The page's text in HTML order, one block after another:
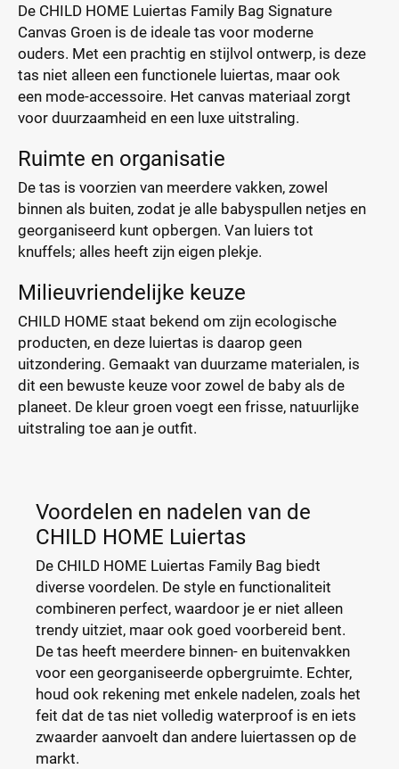
De CHILD HOME Luiertas Family Bag Signature
Canvas Groen is de ideale tas voor moderne
ouders. Met een prachtig en stijlvol ontwerp, is deze
tas niet alleen een functionele luiertas, maar ook
een mode-accessoire. Het canvas materiaal zorgt
voor duurzaamheid en een luxe uitstraling.
Ruimte en organisatie
De tas is voorzien van meerdere vakken, zowel
binnen als buiten, zodat je alle babyspullen netjes en
georganiseerd kunt opbergen. Van luiers tot
knuffels; alles heeft zijn eigen plekje.
Milieuvriendelijke keuze
CHILD HOME staat bekend om zijn ecologische
producten, en deze luiertas is daarop geen
uitzondering. Gemaakt van duurzame materialen, is
dit een bewuste keuze voor zowel de baby als de
planeet. De kleur groen voegt een frisse, natuurlijke
uitstraling toe aan je outfit.
Voordelen en nadelen van de
CHILD HOME Luiertas
De CHILD HOME Luiertas Family Bag biedt
diverse voordelen. De style en functionaliteit
combineren perfect, waardoor je er niet alleen
trendy uitziet, maar ook goed voorbereid bent.
De tas heeft meerdere binnen- en buitenvakken
voor een georganiseerde opbergruimte. Echter,
houd ook rekening met enkele nadelen, zoals het
feit dat de tas niet volledig waterproof is en iets
zwaarder aanvoelt dan andere luiertassen op de
markt.